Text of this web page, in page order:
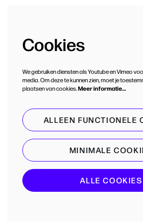
Cookies
We gebruiken diensten als Youtube en Vimeo
media. Om deze te kunnen zien, moet je
plaatsen van cookies.Meer informatie…
ALLEEN FUNCTIONELE
MINIMALE
ALLE COOKIES